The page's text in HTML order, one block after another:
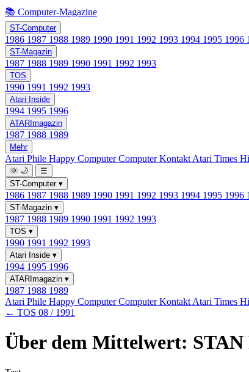
📚 Computer-Magazine
ST-Computer
1986 1987 1988 1989 1990 1991 1992 1993 1994 1995 1996
ST-Magazin
1987 1988 1989 1990 1991 1992 1993
TOS
1990 1991 1992 1993
Atari Inside
1994 1995 1996
ATARImagazin
1987 1988 1989
Mehr
Atari Phile Happy ComputerComputer Kontakt Atari Times
🌞 🌙
☰
ST-Computer ▾
1986 1987 1988 1989 1990 1991 1992 1993 1994 1995 1996
ST-Magazin ▾
1987 1988 1989 1990 1991 1992 1993
TOS ▾
1990 1991 1992 1993
Atari Inside ▾
1994 1995 1996
ATARImagazin ▾
1987 1988 1989
Atari Phile Happy ComputerComputer Kontakt Atari Times
← TOS 08 / 1991
Über dem Mittelwert: